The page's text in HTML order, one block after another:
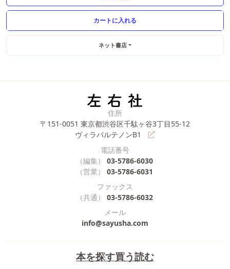
ネット書店
本を探す買う読む
住所
〒151-0051 東京都渋谷区千駄ヶ谷3丁目55-12
ヴィラパルテノンB1
電話番号
（編集）
03-5786-6030
（営業）
03-5786-6031
ファックス
（共通）
03-5786-6032
メール
info@sayusha.com